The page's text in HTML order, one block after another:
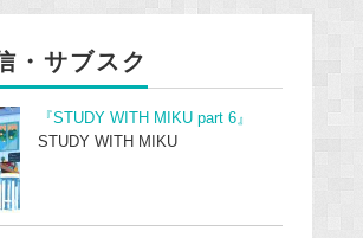
・サブスク
『STUDY WITH MIKU part 6』
STUDY WITH MIKU